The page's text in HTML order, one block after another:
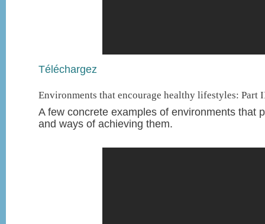
Téléchargez
Environments that encourage healthy lifestyles: Part
A few concrete examples of environments that
and ways of achieving them.